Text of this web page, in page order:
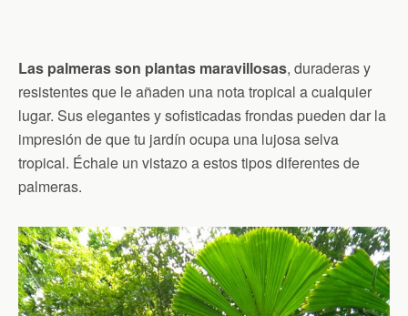
Las palmeras son plantas maravillosas, duraderas y
resistentes que le añaden una nota tropical a cualquier
lugar. Sus elegantes y sofisticadas frondas pueden dar la
impresión de que tu jardín ocupa una lujosa selva
tropical. Échale un vistazo a estos tipos diferentes de
palmeras.